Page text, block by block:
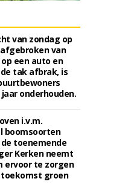
van zondag op
van
een auto en
tak afbrak, is
onderhouden.
i.v.m.
boomsoorten
toenemende
Kerken neemt
ervoor te zorgen
groen